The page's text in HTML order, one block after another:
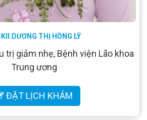
THỊ HỒNG LÝ
trị giảm nhẹ, Bệnh viện Lão khoa
Trung ương
ĐẶT LỊCH KHÁM